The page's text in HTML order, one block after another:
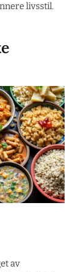
livsstil.
av